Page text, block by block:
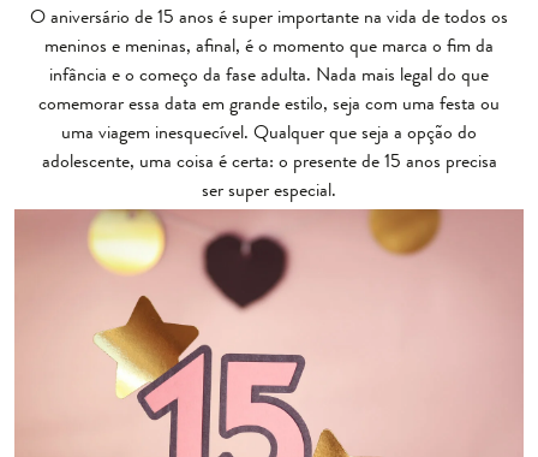
O aniversário de 15 anos é super importante na vida de todos os
meninos e meninas, afinal, é o momento que marca o fim da
infância e o começo da fase adulta. Nada mais legal do que
comemorar essa data em grande estilo, seja com uma festa ou
uma viagem inesquecível. Qualquer que seja a opção do
adolescente, uma coisa é certa: o presente de 15 anos precisa
ser super especial.